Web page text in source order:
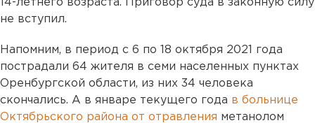
14-летнего возраста. Приговор суда в законную силу
не вступил.
Напомним, в период с 6 по 18 октября 2021 года
пострадали 64 жителя в семи населенных пунктах
Оренбургской области, из них 34 человека
скончались. А в январе текущего года в больнице
Октябрьского района от отравления метанолом